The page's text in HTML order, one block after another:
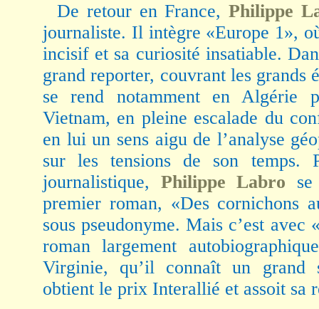
De retour en France,Philippe
journaliste. Il intègre «Europe 1»,
incisif et sa curiosité insatiable.
grand reporter, couvrant les grands
se rend notamment en Algérie
Vietnam, en pleine escalade du
en lui un sens aigu de l’analyse
sur les tensions de son temps.
journalistique, Philippe Labro
premier roman, «Des cornichons
sous pseudonyme. Mais c’est avec
roman largement
Virginie, qu’il connaît un grand
obtient le prix Interallié et assoit sa